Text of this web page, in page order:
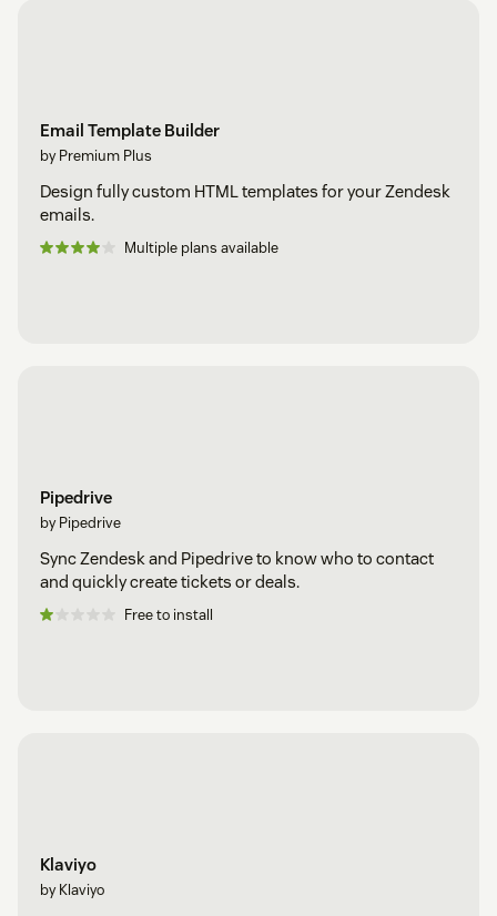
Email Template Builder
by Premium Plus
Design fully custom HTML templates for your Zendesk
emails.
Multiple plans available
Pipedrive
by Pipedrive
Sync Zendesk and Pipedrive to know who to contact
and quickly create tickets or deals.
Free to install
Klaviyo
by Klaviyo